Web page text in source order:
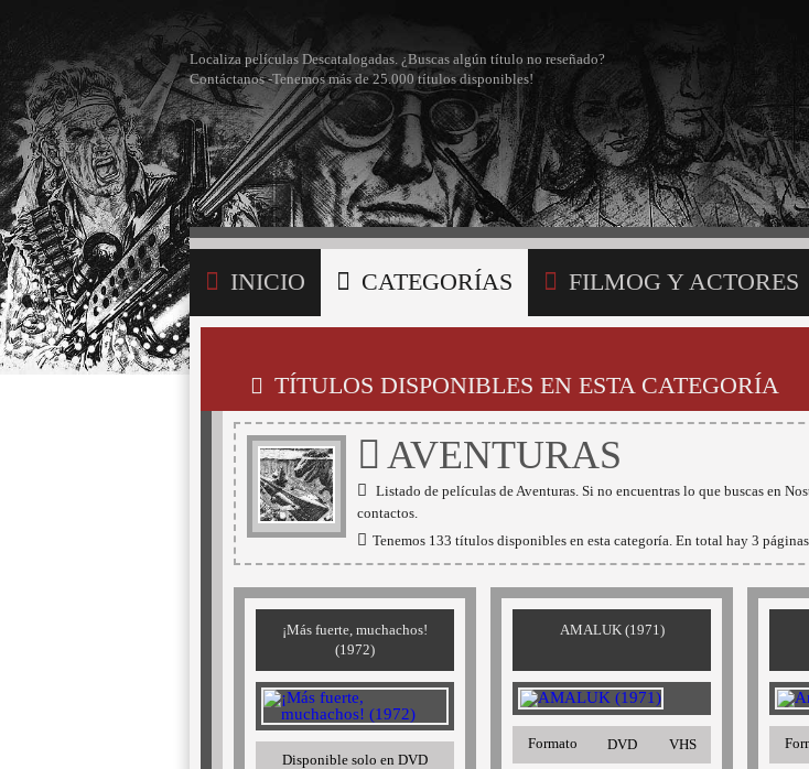
Localiza películas Descatalogadas. ¿Buscas algún título no reseñado?
Contáctanos -Tenemos más de 25.000 títulos disponibles!
INICIO CATEGORÍAS FILMOG Y ACTORES
TÍTULOS DISPONIBLES EN ESTA CATEGORÍA
AVENTURAS
Listado de películas de Aventuras. Si no encuentras lo que buscas en
contactos.
Tenemos 133 títulos disponibles en esta categoría. En total hay 3 páginas
¡Más fuerte, muchachos!
(1972)
Disponible solo en DVD
AMALUK (1971)
Formato DVD VHS